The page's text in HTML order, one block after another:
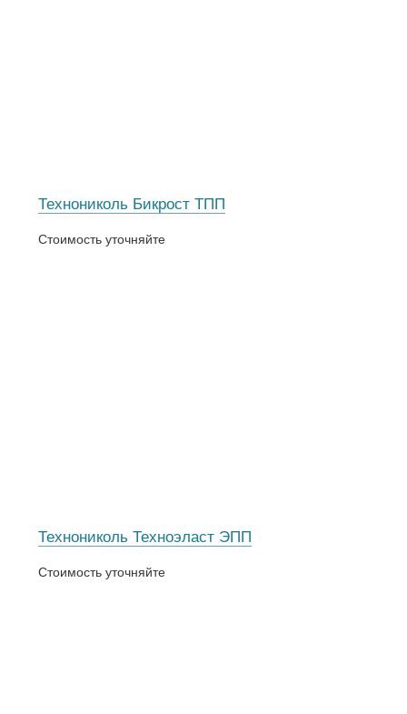
Технониколь Бикрост ТПП
Стоимость уточняйте
Технониколь Техноэласт ЭПП
Стоимость уточняйте